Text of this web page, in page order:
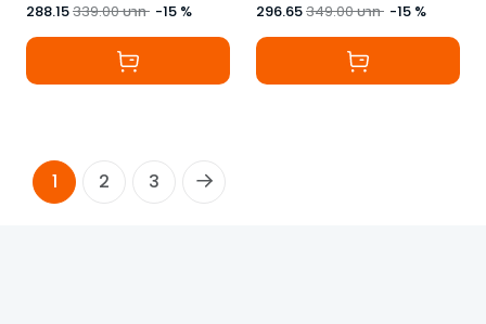
288.15339.00บาท -15 % 296.65349.00บาท -15 %
1 2 3